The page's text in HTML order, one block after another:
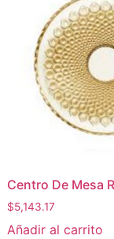
Centro De Mesa
$5,143.17
Añadir al carrito